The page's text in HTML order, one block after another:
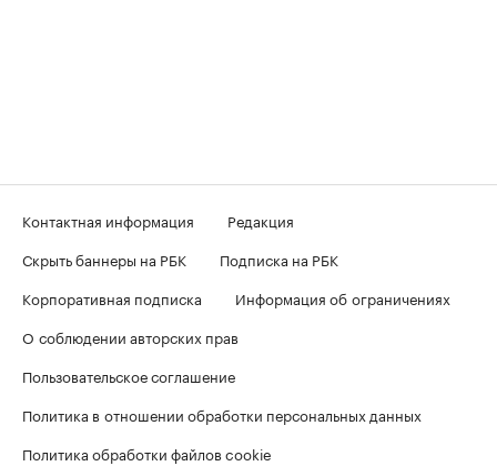
Контактная информация
Редакция
Скрыть баннеры на РБК
Подписка на РБК
Корпоративная подписка
Информация об ограничениях
О соблюдении авторских прав
Пользовательское соглашение
Политика в отношении обработки персональных данных
Политика обработки файлов cookie